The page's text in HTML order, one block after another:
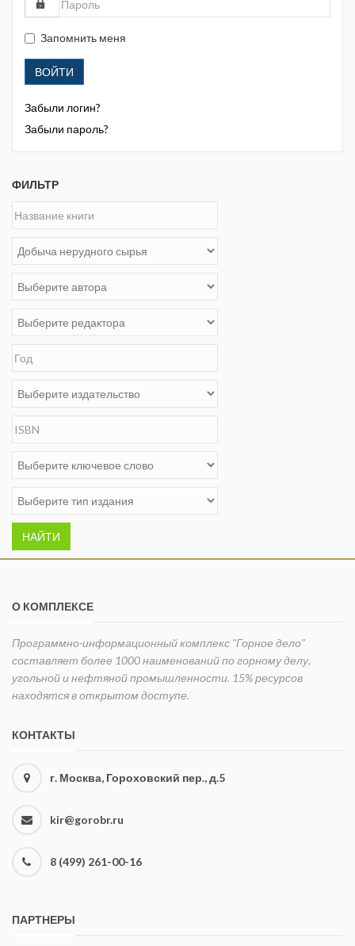
Запомнить меня
ВОЙТИ
Забыли логин?
Забыли пароль?
ФИЛЬТР
НАЙТИ
О КОМПЛЕКСЕ
Программно-информационный комплекс "Горное дело"
составляет более 1000 наименований по горному делу,
угольной и нефтяной промышленности. 15% ресурсов
находятся в открытом доступе.
КОНТАКТЫ
г. Москва, Гороховский пер., д.5
kir@gorobr.ru
8 (499) 261-00-16
ПАРТНЕРЫ